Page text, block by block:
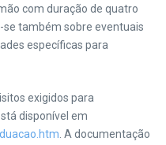
com duração de quatro
também sobre eventuais
específicas para
exigidos para
disponível em
. A documentação